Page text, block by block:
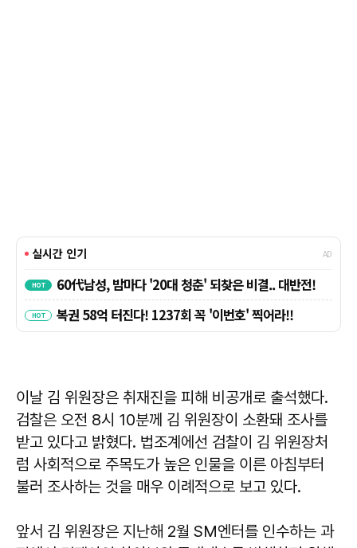
이날 김 위원장은 취재진을 피해 비공개로 출석했다.
검찰은 오전 8시 10분께 김 위원장이 소환돼 조사를
받고 있다고 밝혔다. 법조계에선 검찰이 김 위원장처
럼 사회적으로 주목도가 높은 인물을 이른 아침부터
불러 조사하는 것을 매우 이례적으로 보고 있다.
앞서 김 위원장은 지난해 2월 SM엔터를 인수하는 과